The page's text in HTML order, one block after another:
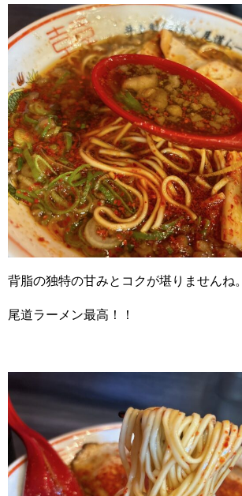
背脂の独特の甘みとコクが堪りませんね。
尾道ラーメン最高！！